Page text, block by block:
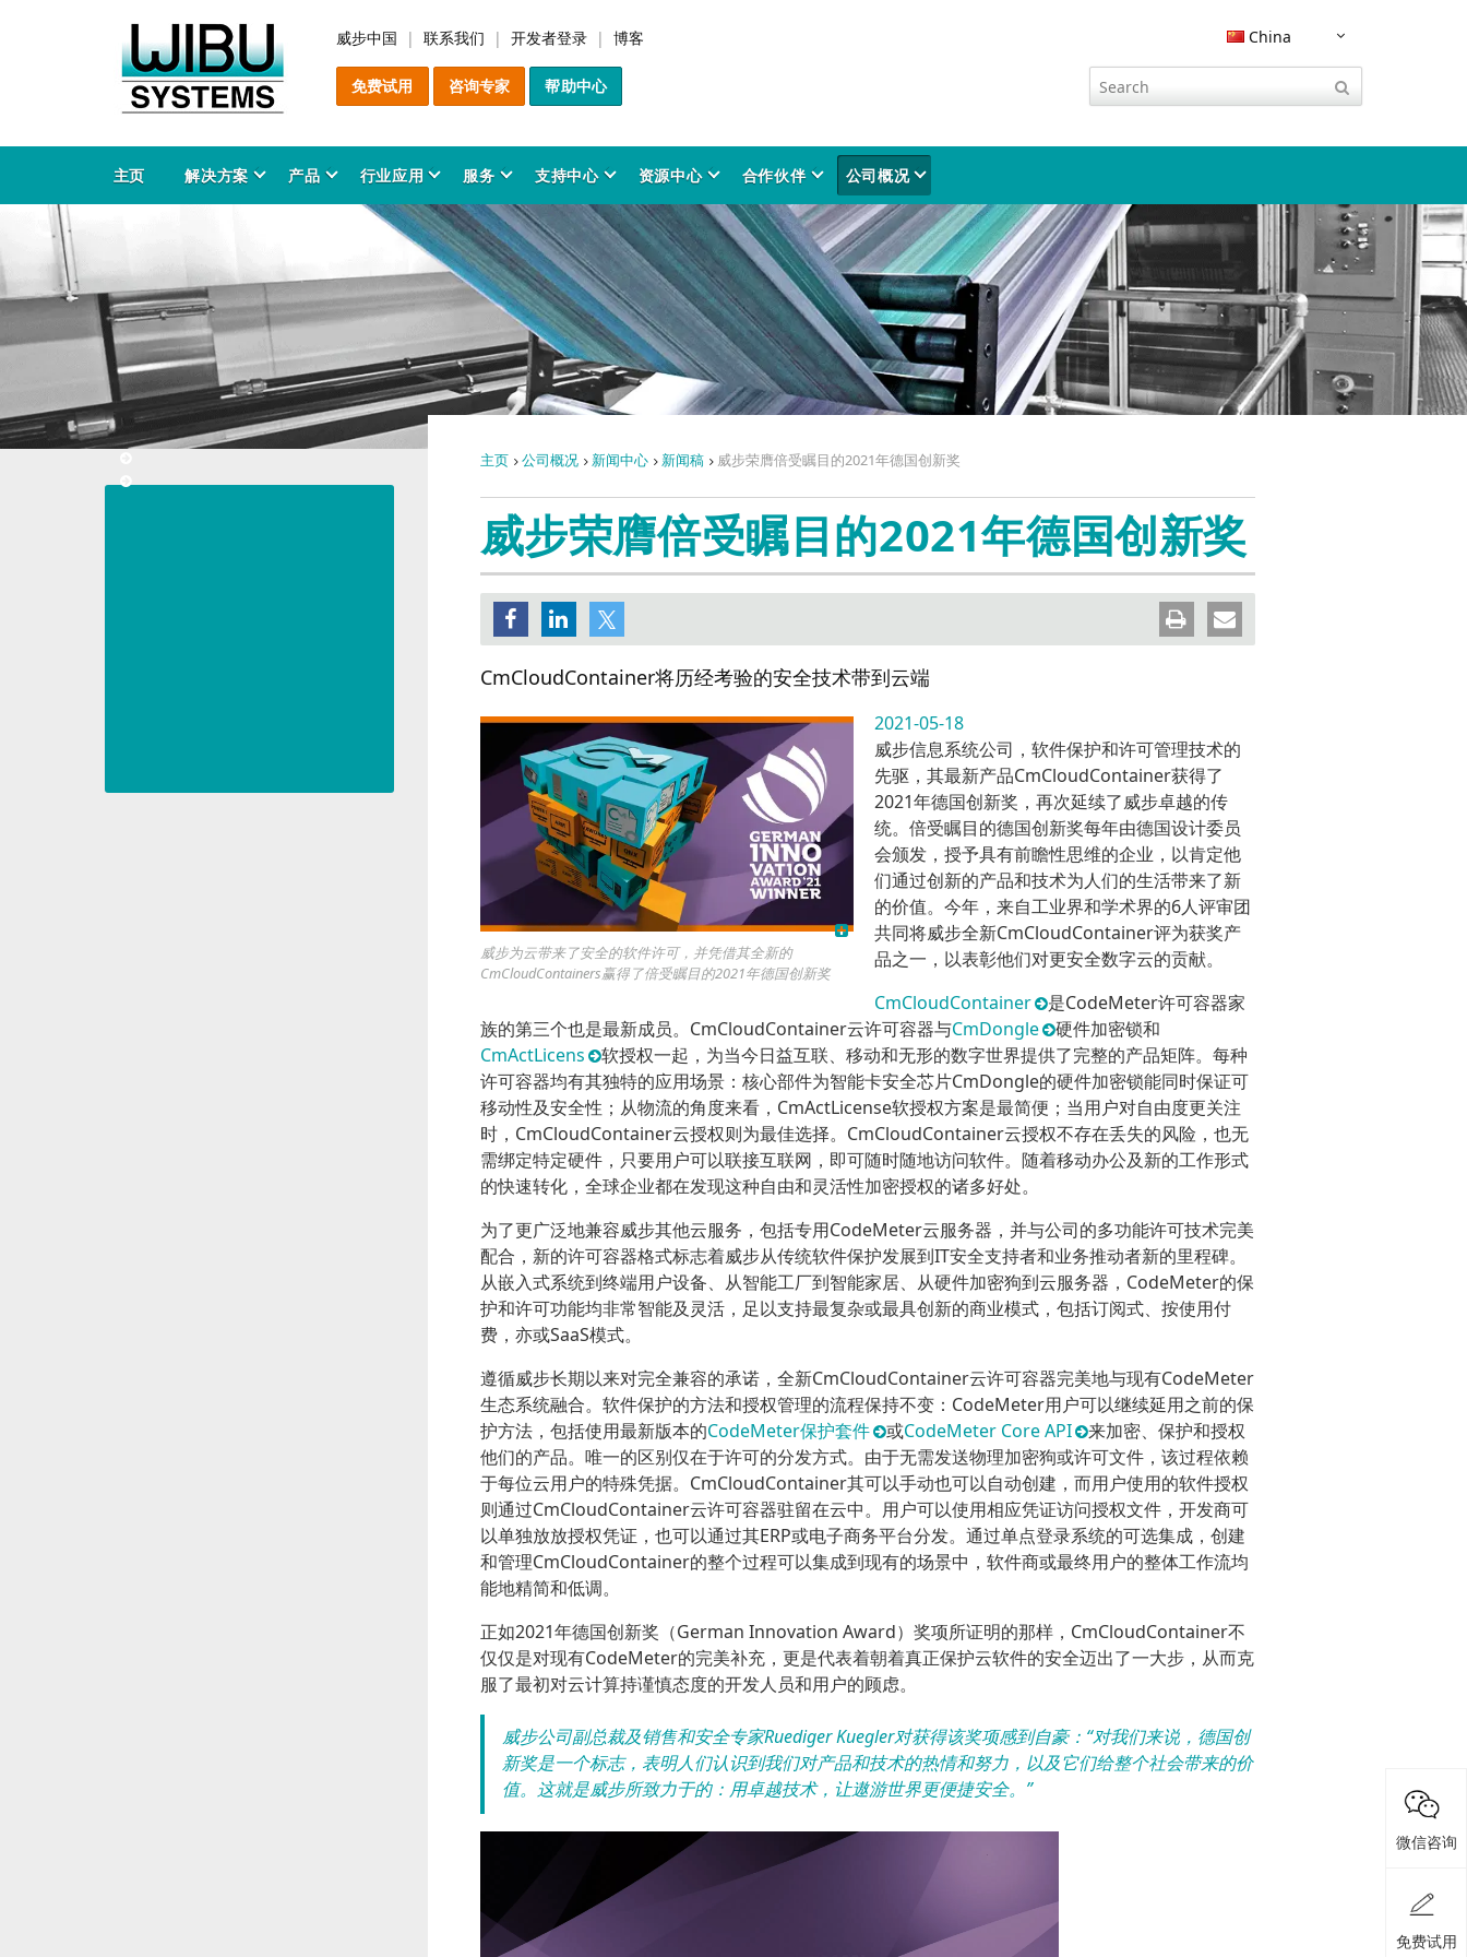
威步中国 联系我们 开发者登录 博客 China
免费试用 咨询专家 帮助中心
主页 解决方案 产品 行业应用 服务 支持中心 资源中心 合作伙伴 公司概况
解决方案
软件货币化管理
软件保护
PC软件
Server软件
IP Protection
在增材制造中保护和变现知识产
权
保护人工智能与机器学习应用和
数据
软件授权管理
在线激活
嵌入式软件安全
云授权
欧盟《网络韧性法案》合规性
CodeMeter SDK
产品
CodeMeter SDK
CodeMeter 四维协同模型
CodeMeter 核心技术
License Server 网络授权
CodeMeter Embedded嵌入式
加密
CodeMeter µEmbedded
CodeMeter Protection Only 许
可
CodeMeter 试用版许可
注册登记获取演示版本
License Models
加密狗系列
硬件加密狗
云锁
轻云锁
软锁
CodeMeter 许可管理
CodeMeter 许可中心
CodeMeter License Portal
CodeMeter 许可报告
AxProtector
AxProtector IP Protection
IxProtector IP Protection
AxProtector .NET
AxProtector Java
AxProtector JavaScript 保护套
件
ExProtector
Blurry Box
身份验证
CodeMeter 证书保管库
CodeMeter 集成
CODESYS 集成
Integration with instellix
Rockwell Studio 5000 集成
SAP EMS 集成
Wind River VxWorks 集成
WibuKey
行业应用
增材制造与3D打印
防务安全系统
教育科研
金融法律科技
图像处理与感知
工业自动化系统
流程工业
智慧交通
其它行业软件加密
服务
售前咨询服务
咨询服务
专业服务
培训服务
个性化培训
运营服务
技术支持
支持中心
服务平台
安全公告
产品预警
用户资源
软件最终用户
开发者资源
软件开发商
技术参数表
认证证书
联系方式
资源中心
产品与方案洞察
软件加密产品介绍
信息图表
知识库
研究报告
时事资讯
时事资讯档案室
成功案例
成功案例
行业应用
威步杂志
KEYnote 文章
杂志收藏
学习与在线活动
合作伙伴
Partner Program
解决方案合作伙伴
行业协会
技术委员会
研究与开发
公司概况
关于我们
事实与数据
愿景与价值观
质量管理
企业责任
管理团队
全球分支机构
创新历程
创新成果
奖项
专利
研究与开发
新闻中心
媒体报道
媒体库
社交媒体
活动
展会与活动
INNO DAYS
路演
黑客大赛
IT安全俱乐部
认证证书
主页 公司概况 新闻中心 新闻稿 威步荣膺倍受瞩目的2021年德国创新奖
威步荣膺倍受瞩目的2021年德国创新奖
CmCloudContainer将历经考验的安全技术带到云端
威步为云带来了安全的软件许可，并凭借其全新的
CmCloudContainers赢得了倍受瞩目的2021年德国创新奖
2021-05-18
威步信息系统公司，软件保护和许可管理技术的
先驱，其最新产品CmCloudContainer获得了
2021年德国创新奖，再次延续了威步卓越的传
统。倍受瞩目的德国创新奖每年由德国设计委员
会颁发，授予具有前瞻性思维的企业，以肯定他
们通过创新的产品和技术为人们的生活带来了新
的价值。今年，来自工业界和学术界的6人评审团
共同将威步全新CmCloudContainer评为获奖产
品之一，以表彰他们对更安全数字云的贡献。
CmCloudContainer
是CodeMeter许可容器家
族的第三个也是最新成员。CmCloudContainer云许可容器与CmDongle
硬件加密锁和
CmActLicens
软授权一起，为当今日益互联、移动和无形的数字世界提供了完整的产品矩阵。每种
许可容器均有其独特的应用场景：核心部件为智能卡安全芯片CmDongle的硬件加密锁能同时保证可
移动性及安全性；从物流的角度来看，CmActLicense软授权方案是最简便；当用户对自由度更关注
时，CmCloudContainer云授权则为最佳选择。CmCloudContainer云授权不存在丢失的风险，也无
需绑定特定硬件，只要用户可以联接互联网，即可随时随地访问软件。随着移动办公及新的工作形式
的快速转化，全球企业都在发现这种自由和灵活性加密授权的诸多好处。
为了更广泛地兼容威步其他云服务，包括专用CodeMeter云服务器，并与公司的多功能许可技术完美
配合，新的许可容器格式标志着威步从传统软件保护发展到IT安全支持者和业务推动者新的里程碑。
从嵌入式系统到终端用户设备、从智能工厂到智能家居、从硬件加密狗到云服务器，CodeMeter的保
护和许可功能均非常智能及灵活，足以支持最复杂或最具创新的商业模式，包括订阅式、按使用付
费，亦或SaaS模式。
遵循威步长期以来对完全兼容的承诺，全新CmCloudContainer云许可容器完美地与现有CodeMeter
生态系统融合。软件保护的方法和授权管理的流程保持不变：CodeMeter用户可以继续延用之前的保
护方法，包括使用最新版本的CodeMeter保护套件 或CodeMeter Core API
来加密、保护和授权
他们的产品。唯一的区别仅在于许可的分发方式。由于无需发送物理加密狗或许可文件，该过程依赖
于每位云用户的特殊凭据。CmCloudContainer其可以手动也可以自动创建，而用户使用的软件授权
则通过CmCloudContainer云许可容器驻留在云中。用户可以使用相应凭证访问授权文件，开发商可
以单独放放授权凭证，也可以通过其ERP或电子商务平台分发。通过单点登录系统的可选集成，创建
和管理CmCloudContainer的整个过程可以集成到现有的场景中，软件商或最终用户的整体工作流均
能地精简和低调。
正如2021年德国创新奖（German Innovation Award）奖项所证明的那样，CmCloudContainer不
仅仅是对现有CodeMeter的完美补充，更是代表着朝着真正保护云软件的安全迈出了一大步，从而克
服了最初对云计算持谨慎态度的开发人员和用户的顾虑。
威步公司副总裁及销售和安全专家Ruediger Kuegler对获得该奖项感到自豪：“对我们来说，德国创
新奖是一个标志，表明人们认识到我们对产品和技术的热情和努力，以及它们给整个社会带来的价
值。这就是威步所致力于的：用卓越技术，让遨游世界更便捷安全。”
微信咨询
免费试用